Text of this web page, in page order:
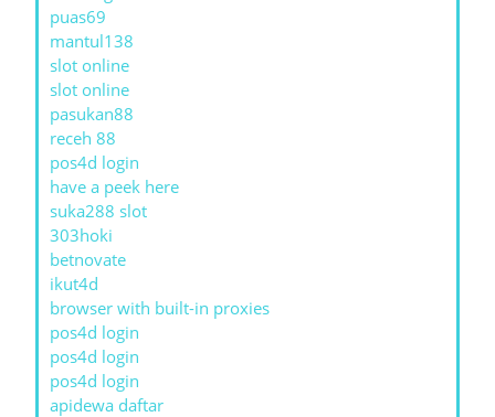
puas69
mantul138
slot online
slot online
pasukan88
receh 88
pos4d login
have a peek here
suka288 slot
303hoki
betnovate
ikut4d
browser with built-in proxies
pos4d login
pos4d login
pos4d login
apidewa daftar